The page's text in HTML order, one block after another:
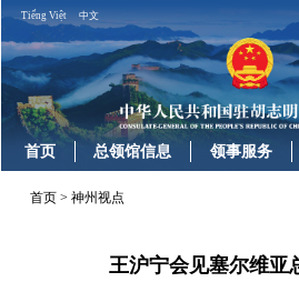
Tiếng Việt 中文
首页 总领馆信息 领事服务
首页 >神州视点
王沪宁会见塞尔维亚